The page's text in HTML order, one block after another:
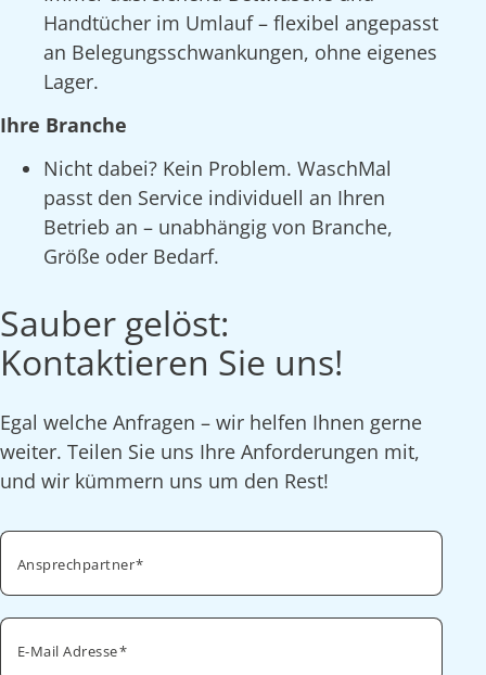
Handtücher im Umlauf – flexibel angepasst
an Belegungsschwankungen, ohne eigenes
Lager.
Ihre Branche
Nicht dabei? Kein Problem. WaschMal
passt den Service individuell an Ihren
Betrieb an – unabhängig von Branche,
Größe oder Bedarf.
Sauber gelöst:
Kontaktieren Sie uns!
Egal welche Anfragen – wir helfen Ihnen gerne
weiter. Teilen Sie uns Ihre Anforderungen mit,
und wir kümmern uns um den Rest!
Ansprechpartner
E-Mail Adresse